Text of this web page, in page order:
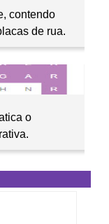
contendo
de rua.
o